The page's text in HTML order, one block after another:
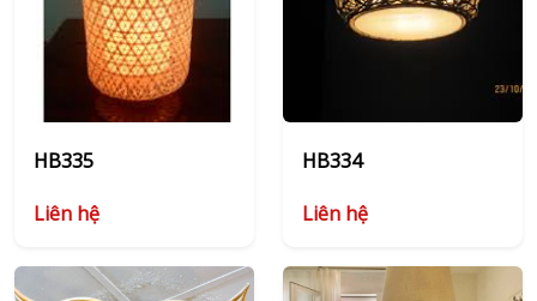
HB335
Liên hệ
HB334
Liên hệ